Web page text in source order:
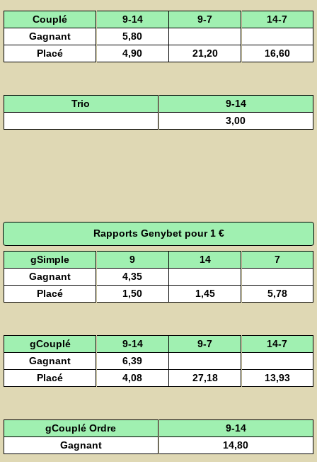
Couplé 9-14 9-7
14-7
Gagnant
5,80
Placé
4,90 21,20 16,60
Trio
9-14
3,00
Rapports Genybet pour 1 €
gSimple 9 14
7
Gagnant
4,35
Placé
1,50 1,45 5,78
gCouplé 9-14 9-7
14-7
Gagnant
6,39
Placé
4,08 27,18 13,93
gCouplé Ordre
9-14
Gagnant
14,80